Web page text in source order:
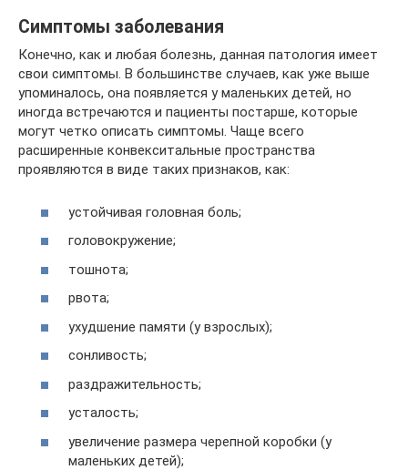
Симптомы заболевания
Конечно, как и любая болезнь, данная патология имеет
свои симптомы. В большинстве случаев, как уже выше
упоминалось, она появляется у маленьких детей, но
иногда встречаются и пациенты постарше, которые
могут четко описать симптомы. Чаще всего
расширенные конвекситальные пространства
проявляются в виде таких признаков, как:
устойчивая головная боль;
головокружение;
тошнота;
рвота;
ухудшение памяти (у взрослых);
сонливость;
раздражительность;
усталость;
увеличение размера черепной коробки (у
маленьких детей);